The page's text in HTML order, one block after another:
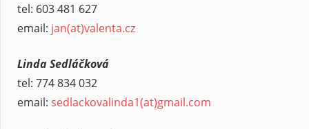
tel: 603 481 627
email: jan(at)valenta.cz
Linda Sedláčková
tel: 774 834 032
email: sedlackovalinda1(at)gmail.com